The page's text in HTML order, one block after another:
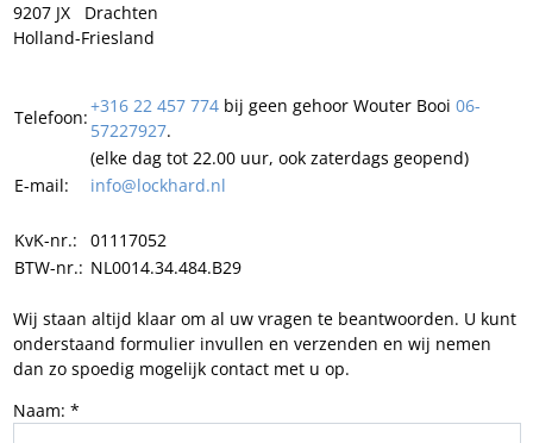
9207 JX Drachten
Holland-Friesland
Telefoon:
+316 22 457 774bij geen gehoor Wouter Booi 06-
57227927.
(elke dag tot 22.00 uur, ook zaterdags geopend)
E-mail:
info@lockhard.nl
KvK-nr.:
01117052
BTW-nr.: NL0014.34.484.B29
Wij staan altijd klaar om al uw vragen te beantwoorden. U kunt
onderstaand formulier invullen en verzenden en wij nemen
dan zo spoedig mogelijk contact met u op.
Naam: *